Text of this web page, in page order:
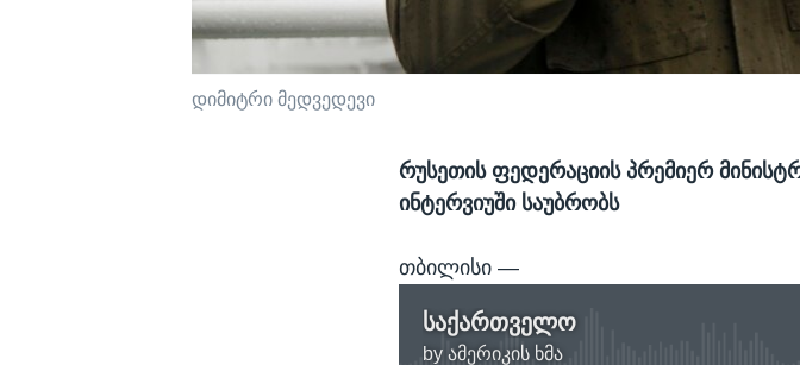
დიმიტრი მედვედევი
რუსეთის ფედერაციის პრემიერ
ინტერვიუში საუბრობს
ᲗᲑᲘᲚᲘᲡᲘ —
საქართველო
byამერიკის ხმა